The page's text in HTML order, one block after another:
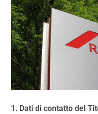
1. Dati di contatto del